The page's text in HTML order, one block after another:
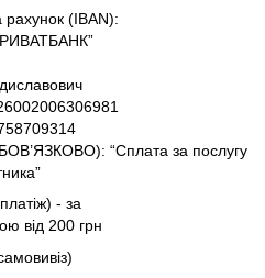
рахунок (IBAN):
“Сплата за послугу
- за
від 200 грн